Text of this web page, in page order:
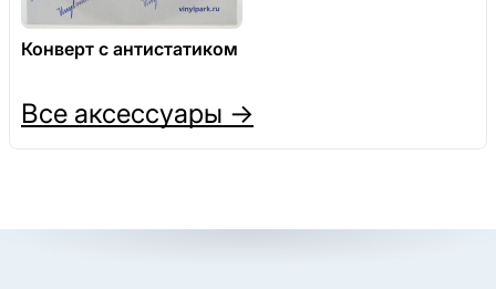
Конверт с антистатиком
Все аксессуары →